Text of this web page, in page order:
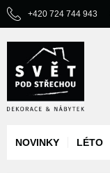
+420 724 744 943
NOVINKY LÉTO